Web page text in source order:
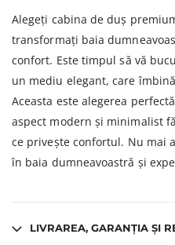
Alegeți cabina de duș
transformați baia
confort. Este timpul să vă
un mediu elegant, care
Aceasta este alegerea
aspect modern și minimalist
ce privește confortul. Nu mai
în baia dumneavoastră și
LIVRAREA, GARANȚIA ȘI